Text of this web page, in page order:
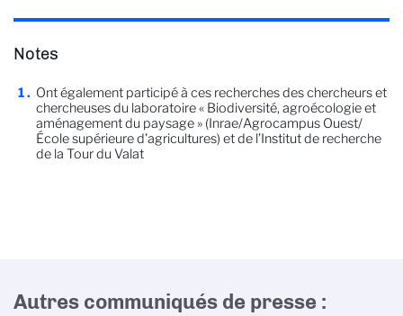
Notes
Ont également participé à ces recherches des chercheurs et
chercheuses du laboratoire « Biodiversité, agroécologie et
aménagement du paysage » (Inrae/Agrocampus Ouest/
École supérieure d'agricultures) et de l’Institut de recherche
de la Tour du Valat
Autres communiqués de presse :